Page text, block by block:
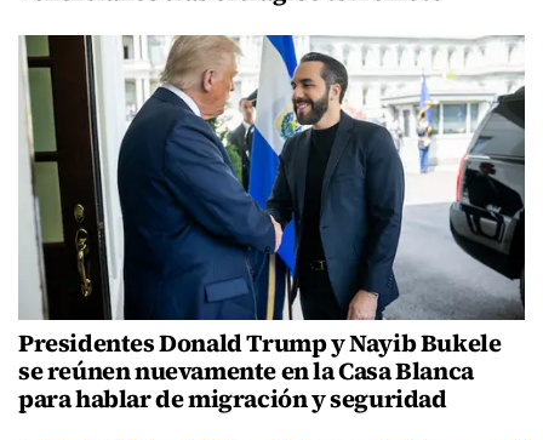
Presidentes Donald Trump y Nayib Bukele
se reúnen nuevamente en la Casa Blanca
para hablar de migración y seguridad